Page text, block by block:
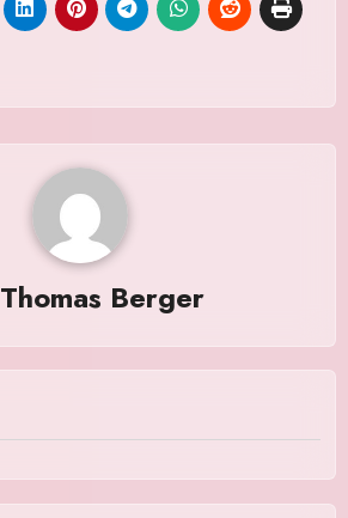
Thomas Berger